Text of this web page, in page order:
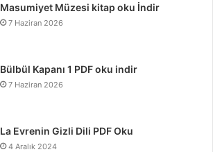
Masumiyet Müzesi kitap oku İndir
7 Haziran 2026
Bülbül Kapanı 1 PDF oku indir
7 Haziran 2026
La Evrenin Gizli Dili PDF Oku
4 Aralık 2024